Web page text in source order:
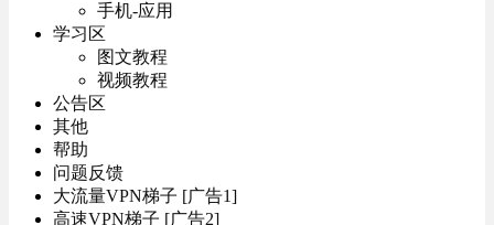
手机-应用
学习区
图文教程
视频教程
公告区
其他
帮助
问题反馈
大流量VPN梯子 [广告1]
高速VPN梯子 [广告2]